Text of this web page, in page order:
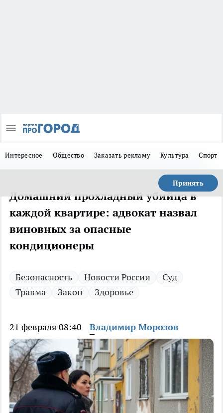
Интересное Общество Заказать рекламу Культура Спорт
Принять
Домашний прохладный убийца в
каждой квартире: адвокат назвал
виновных за опасные
кондиционеры
Безопасность Новости России
Суд
Травма
Закон Здоровье
21 февраля 08:40 Владимир Морозов